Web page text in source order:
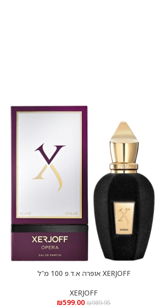
הוספה לסלXERJOFF אופרה א.ד.פ 100 מ”ל
XERJOFF
₪989.95
₪599.00